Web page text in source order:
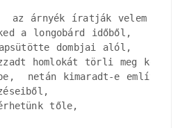
az árnyék íratják velem e
a longobárd időből,
dombjai alól,
homlokát törli meg
netán kimaradt-e említésre
tőle,